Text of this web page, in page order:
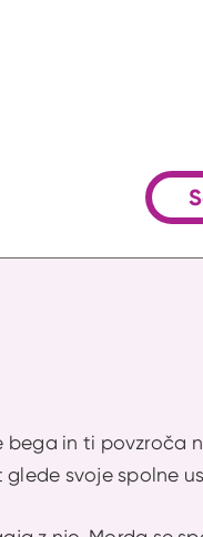
in ti povzroča
svoje spolne